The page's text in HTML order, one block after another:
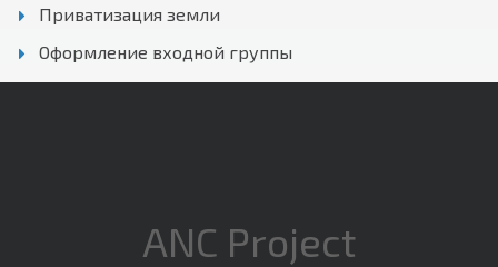
Приватизация земли
Оформление входной группы
ANC Project